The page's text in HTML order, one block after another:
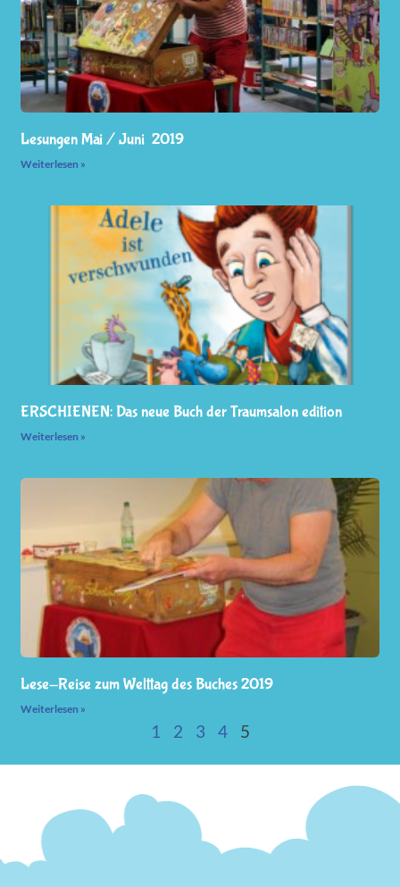
Lesungen Mai / Juni 2019
Weiterlesen »
ERSCHIENEN: Das neue Buch der Traumsalon edition
Weiterlesen »
Lese-Reise zum Welttag des Buches 2019
Weiterlesen »
1 2 3 4 5